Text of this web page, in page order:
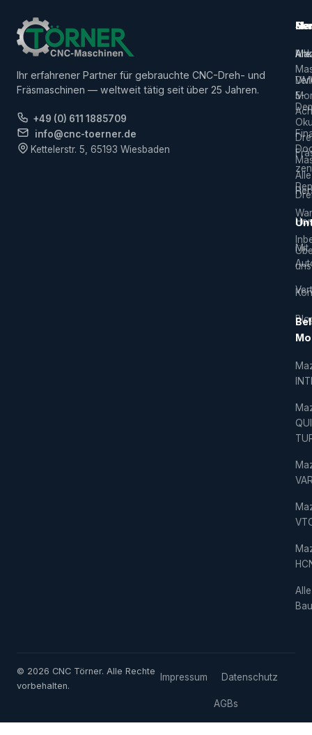
Ihr erfahrener Partner für gebrauchte CNC-Dreh- und
Fräsmaschinen — weltweit tätig seit über 25 Jahren.
+49 (0) 611 1885709
info@cnc-toerner.de
Kettelerstr. 5, 65193 Wiesbaden
Alle
5-
Mit
Alle
Alle
uns
© 2026 CNC Törner. Alle Rechte
vorbehalten.
Impressum Datenschutz
AGBs